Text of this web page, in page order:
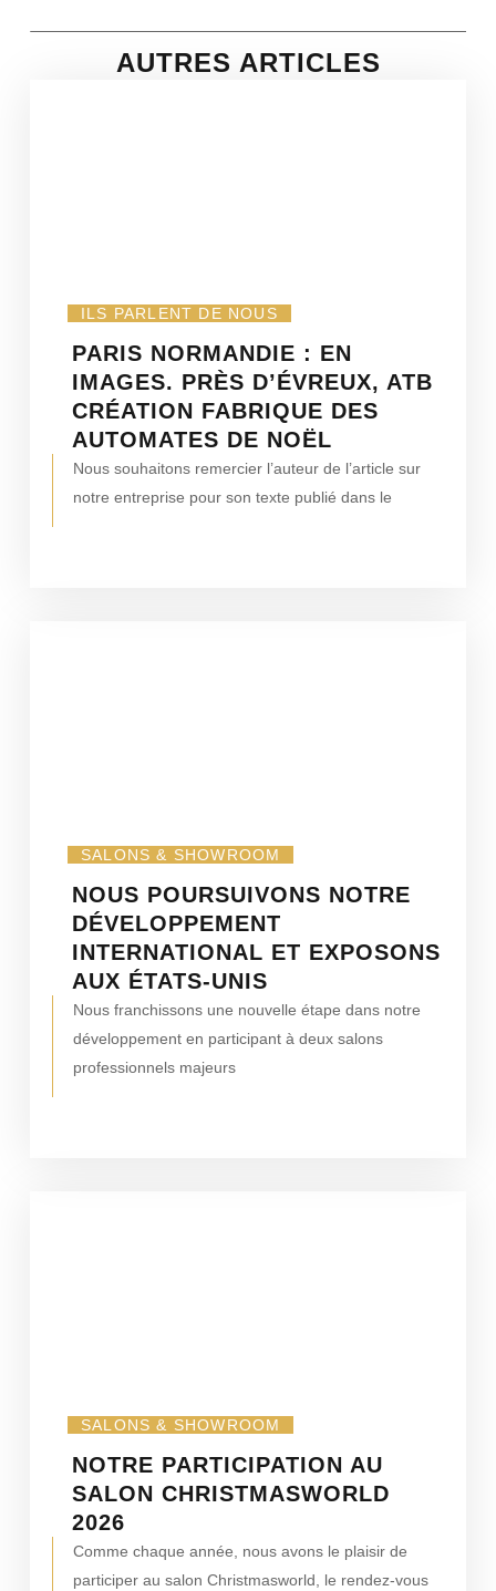
AUTRES ARTICLES
ILS PARLENT DE NOUS
PARIS NORMANDIE : EN
IMAGES. PRÈS D’ÉVREUX, ATB
CRÉATION FABRIQUE DES
AUTOMATES DE NOËL
Nous souhaitons remercier l’auteur de l’article sur
notre entreprise pour son texte publié dans le
SALONS & SHOWROOM
NOUS POURSUIVONS NOTRE
DÉVELOPPEMENT
INTERNATIONAL ET EXPOSONS
AUX ÉTATS-UNIS
Nous franchissons une nouvelle étape dans notre
développement en participant à deux salons
professionnels majeurs
SALONS & SHOWROOM
NOTRE PARTICIPATION AU
SALON CHRISTMASWORLD
2026
Comme chaque année, nous avons le plaisir de
participer au salon Christmasworld, le rendez-vous